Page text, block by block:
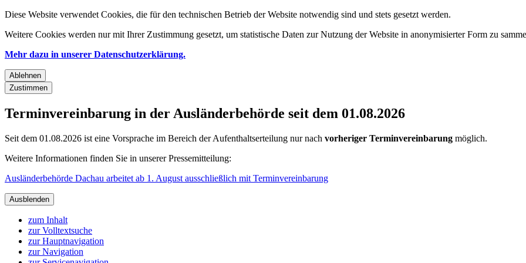
Diese Website verwendet Cookies, die für den technischen Betrieb der Website notwendig sind und stets gesetzt werden.
Weitere Cookies werden nur mit Ihrer Zustimmung gesetzt, um statistische Daten zur Nutzung der Website in anonymisierter Form zu
Mehr dazu in unserer Datenschutzerklärung.
Ablehnen
Zustimmen
Terminvereinbarung in der Ausländerbehörde seit dem 01.08.2026
Seit dem 01.08.2026 ist eine Vorsprache im Bereich der Aufenthaltserteilung nur nach vorheriger Terminvereinbarung möglich.
Weitere Informationen finden Sie in unserer Pressemitteilung:
Ausländerbehörde Dachau arbeitet ab 1. August ausschließlich mit Terminvereinbarung
Ausblenden
zum Inhalt
zur Volltextsuche
zur Hauptnavigation
zur Navigation